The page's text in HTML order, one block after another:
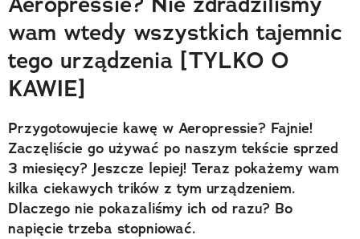
Polecane
wam wtedy wszystkich tajemnic
tego urządzenia [TYLKO O
KAWIE]
Przygotowujecie kawę w Aeropressie? Fajnie!
Zaczęliście go używać po naszym tekście sprzed
3 miesięcy? Jeszcze lepiej! Teraz pokażemy wam
kilka ciekawych trików z tym urządzeniem.
Dlaczego nie pokazaliśmy ich od razu? Bo
napięcie trzeba stopniować.